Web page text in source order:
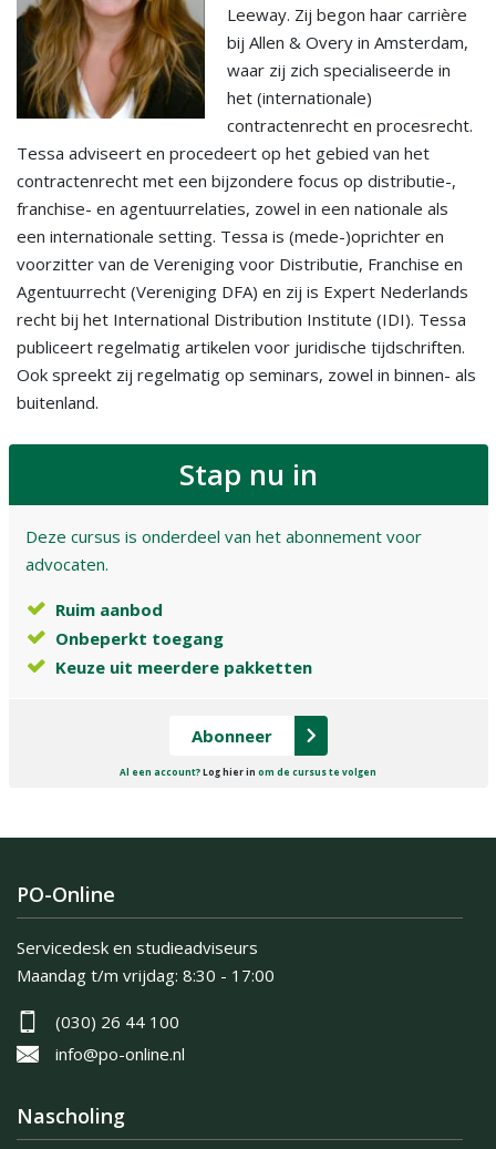
Leeway. Zij begon haar carrière
bij Allen & Overy in Amsterdam,
waar zij zich specialiseerde in
het (internationale)
contractenrecht en procesrecht.
Tessa adviseert en procedeert op het gebied van het
contractenrecht met een bijzondere focus op distributie-,
franchise- en agentuurrelaties, zowel in een nationale als
een internationale setting. Tessa is (mede-)oprichter en
voorzitter van de Vereniging voor Distributie, Franchise en
Agentuurrecht (Vereniging DFA) en zij is Expert Nederlands
recht bij het International Distribution Institute (IDI). Tessa
publiceert regelmatig artikelen voor juridische tijdschriften.
Ook spreekt zij regelmatig op seminars, zowel in binnen- als
buitenland.
Stap nu in
Deze cursus is onderdeel van het abonnement voor
advocaten.
Ruim aanbod
Onbeperkt toegang
Keuze uit meerdere pakketten
Abonneer
Al een account?Log hier in om de cursus te volgen
PO-Online
Servicedesk en studieadviseurs
Maandag t/m vrijdag: 8:30 - 17:00
(030) 26 44 100
info@po-online.nl
Nascholing